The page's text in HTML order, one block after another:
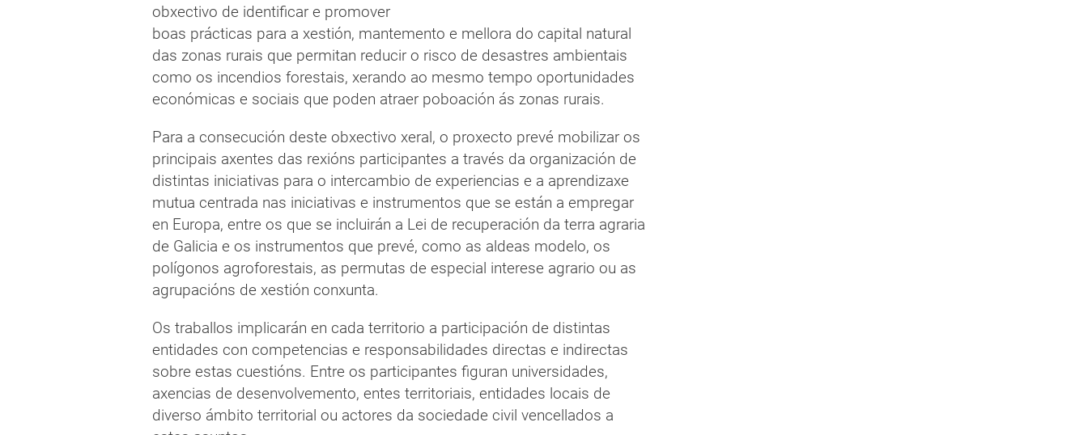
obxectivo de identificar e promover
boas prácticas para a xestión, mantemento e mellora do capital natural
das zonas rurais que permitan reducir o risco de desastres ambientais
como os incendios forestais, xerando ao mesmo tempo oportunidades
económicas e sociais que poden atraer poboación ás zonas rurais.
Para a consecución deste obxectivo xeral, o proxecto prevé mobilizar os
principais axentes das rexións participantes a través da organización de
distintas iniciativas para o intercambio de experiencias e a aprendizaxe
mutua centrada nas iniciativas e instrumentos que se están a empregar
en Europa, entre os que se incluirán a Lei de recuperación da terra agraria
de Galicia e os instrumentos que prevé, como as aldeas modelo, os
polígonos agroforestais, as permutas de especial interese agrario ou as
agrupacións de xestión conxunta.
Os traballos implicarán en cada territorio a participación de distintas
entidades con competencias e responsabilidades directas e indirectas
sobre estas cuestións. Entre os participantes figuran universidades,
axencias de desenvolvemento, entes territoriais, entidades locais de
diverso ámbito territorial ou actores da sociedade civil vencellados a